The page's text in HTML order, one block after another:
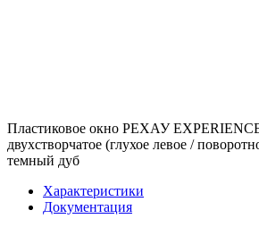
Пластиковое окно РЕХАУ
двухстворчатое (глухое левое /
темный дуб
Характеристики
Документация